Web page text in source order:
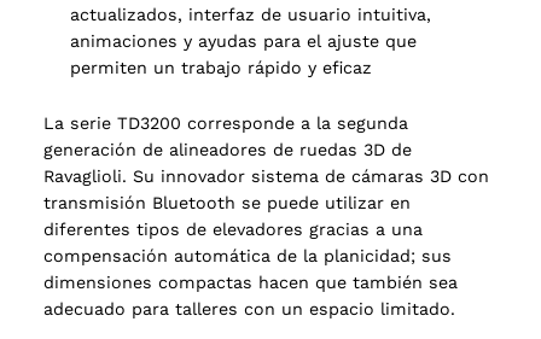
actualizados, interfaz de usuario intuitiva,
animaciones y ayudas para el ajuste que
permiten un trabajo rápido y eficaz
La serie TD3200 corresponde a la segunda
generación de alineadores de ruedas 3D de
Ravaglioli. Su innovador sistema de cámaras 3D con
transmisión Bluetooth se puede utilizar en
diferentes tipos de elevadores gracias a una
compensación automática de la planicidad; sus
dimensiones compactas hacen que también sea
adecuado para talleres con un espacio limitado.